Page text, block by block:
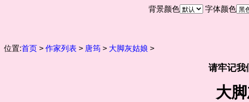
背景颜色 字体颜色
位置:首页 > 作家列表 > 唐筠 > 大脚灰姑娘 >
请牢记我
大